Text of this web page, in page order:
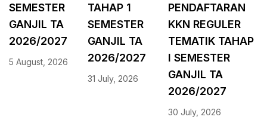
SEMESTER
GANJIL TA
2026/2027
5 August, 2026
TAHAP 1
SEMESTER
GANJIL TA
2026/2027
31 July, 2026
PENDAFTARAN
KKN REGULER
TEMATIK TAHAP
I SEMESTER
GANJIL TA
2026/2027
30 July, 2026